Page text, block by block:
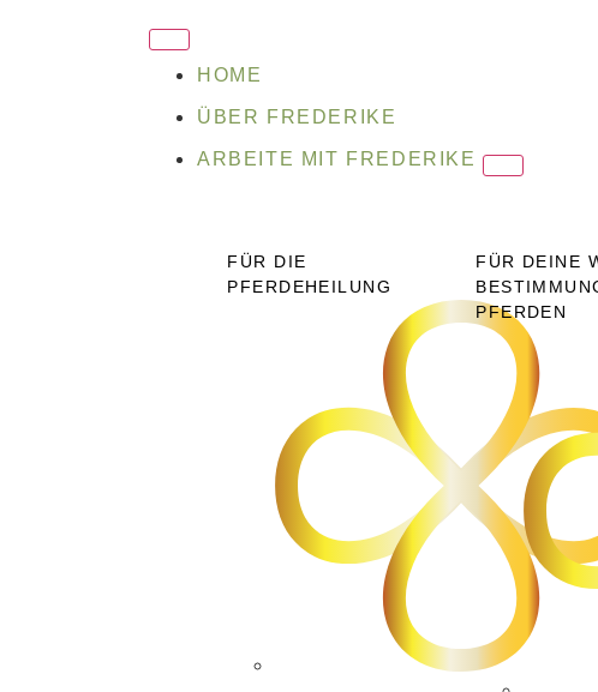
HOME
ÜBER FREDERIKE
ARBEITE MIT FREDERIKE
FÜR DIE
PFERDEHEILUNG
FÜR DEINE
PFERDEN